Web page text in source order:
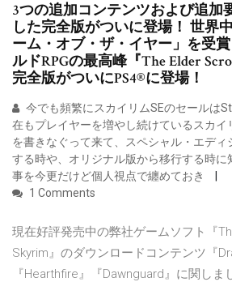
3つの追加コンテンツおよび追加
した完全版がついに登場！ 世界
ーム・オブ・ザ・イヤー」を受
ルドRPGの最高峰『The Elder
完全版がついにPS4®に登場！
今でも頻繁にスカイリムSEのセールは
在もプレイヤーを増やし続けているスカイ
を書きなぐって来て、スペシャル・エディ
する時や、オリジナル版から移行する時に
事を今更だけど個人視点で纏めておき
1 Comments
現在好評発売中の弊社ゲームソフト『
Skyrim』のダウンロードコンテンツ『
『Hearthfire』『Dawnguard』に関しま